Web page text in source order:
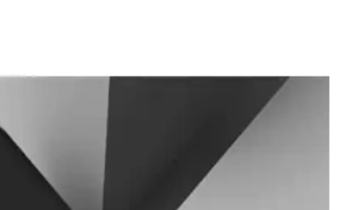
tasarlanmış KVK PRİVACY ve OSG
özellikleri ve kullanıcı
yardımcı oluyor.